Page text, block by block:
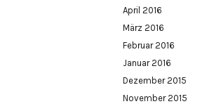
April 2016
März 2016
Februar 2016
Januar 2016
Dezember 2015
November 2015